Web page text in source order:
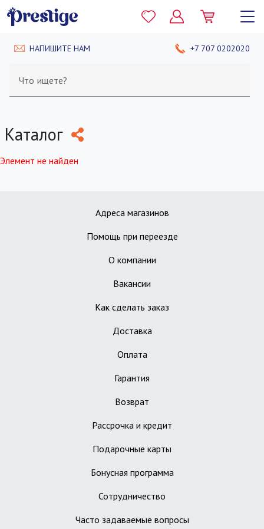
НАПИШИТЕ НАМ +7 707 0202020
Что ищете?
Каталог
Элемент не найден
Адреса магазинов
Помощь при переезде
О компании
Вакансии
Как сделать заказ
Доставка
Оплата
Гарантия
Возврат
Рассрочка и кредит
Подарочные карты
Бонусная программа
Сотрудничество
Часто задаваемые вопросы